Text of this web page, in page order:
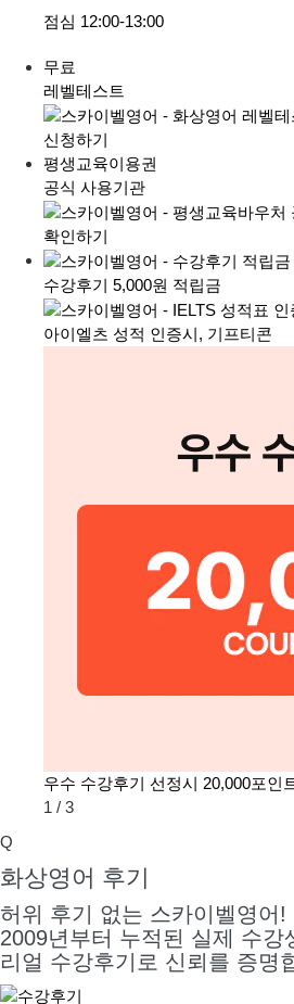
점심 12:00-13:00
무료
레벨테스트
신청하기
평생교육이용권
공식 사용기관
확인하기
수강후기 5,000원 적립금
아이엘츠 성적 인증시, 기프티콘
우수 수강후기 선정시 20,000포인
1 / 3
Q
화상영어 후기
허위 후기 없는 스카이벨영어!
2009년부터 누적된 실제 수강
리얼 수강후기로 신뢰를 증명